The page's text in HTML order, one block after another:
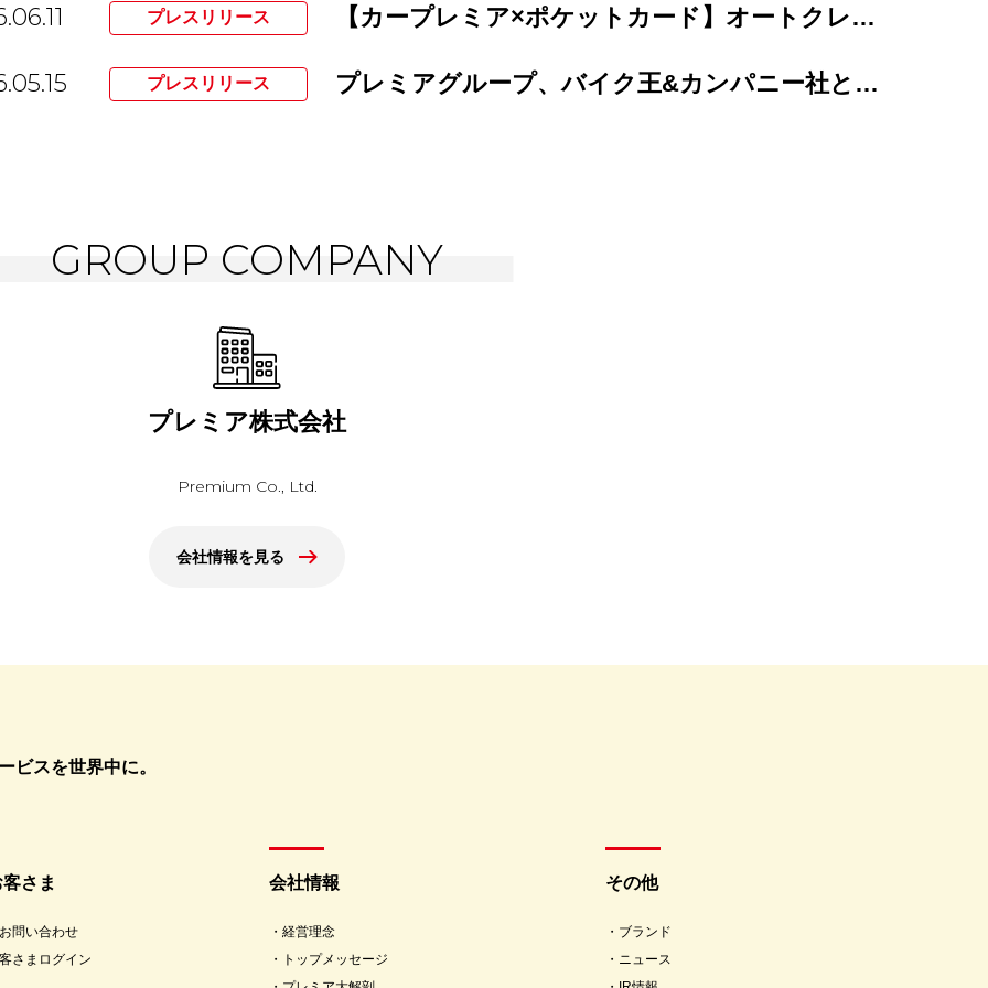
プレスリリース 【カープレミア×ポケットカード】オートクレジットと同時に申し込めるクレジットカード 「...
プレスリリース プレミアグループ、バイク王&カンパニー社との合弁会社「RIDE＆LINK」が...
GROUP COMPANY
プレミア株式会社
Premium Co., Ltd.
会社情報を見る
ビスを世界中に。
さま
問い合わせ
さまログイン
会社情報
経営理念
トップメッセージ
その他
ブランド
ニュース